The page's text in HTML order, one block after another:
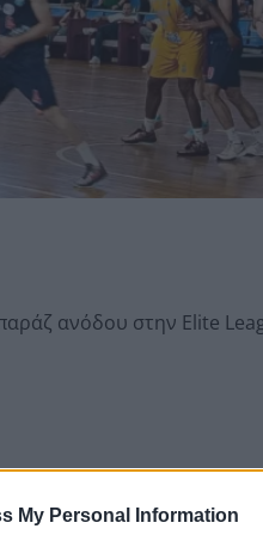
My Personal Information
ανόδου στην Elite